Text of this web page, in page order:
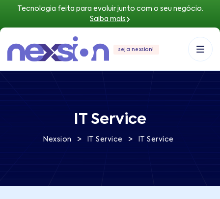
Tecnologia feita para evoluir junto com o seu negócio.
Saiba mais
seja nexsion!
IT Service
Nexsion > IT Service > IT Service